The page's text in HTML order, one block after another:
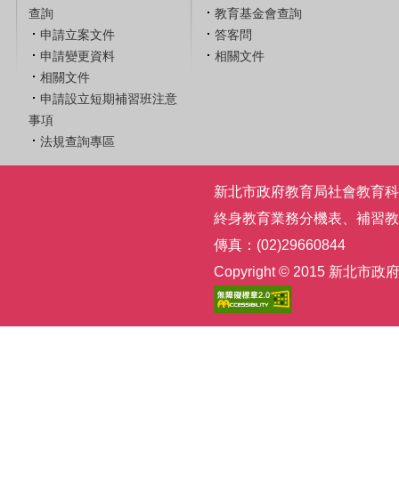
查詢
申請立案文件
申請變更資料
相關文件
申請設立短期補習班注意
事項
法規查詢專區
教育基金會查詢
答客問
相關文件
新北市政府教育局社會教育
終身教育業務分機表
補習
傳真：(02)29660844
Copyright © 2015 新北市政